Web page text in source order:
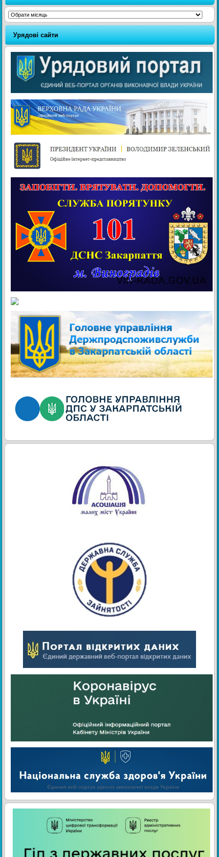
Архіви
Урядові сайти